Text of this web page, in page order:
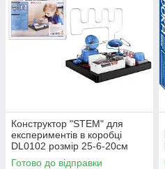
Конструктор "STEM" для
експериментів в коробці
DL0102 розмір 25-6-20см
Готово до відправки